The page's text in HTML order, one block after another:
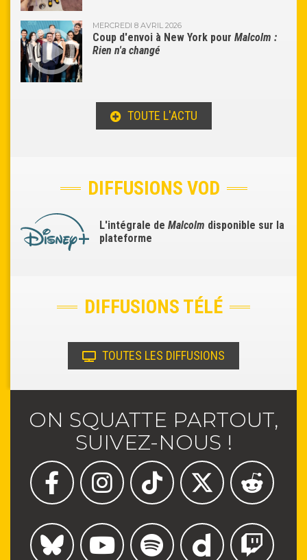
MERCREDI 8 AVRIL 2026
Coup d'envoi à New York pour Malcolm :
Rien n'a changé
TOUTE L'ACTU
DIFFUSIONS VOD
L'intégrale de Malcolm disponible sur la
plateforme
DIFFUSIONS TÉLÉ
TOUTES LES DIFFUSIONS
ON SQUATTE PARTOUT,
SUIVEZ-NOUS !